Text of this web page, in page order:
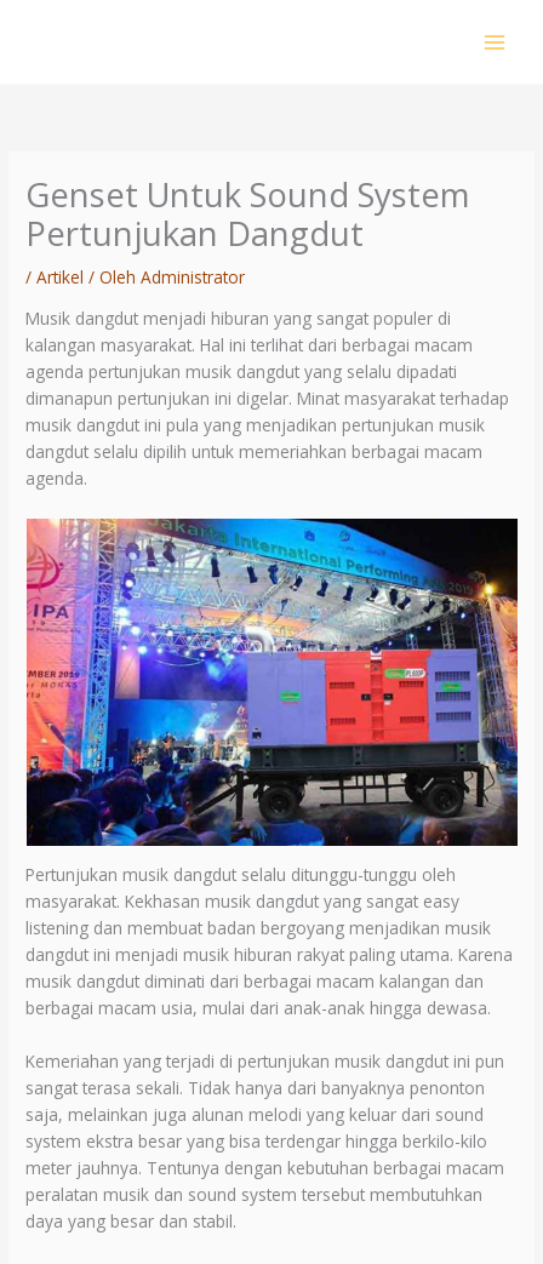
Genset Untuk Sound System
Pertunjukan Dangdut
/Artikel / OlehAdministrator
Musik dangdut menjadi hiburan yang sangat populer di
kalangan masyarakat. Hal ini terlihat dari berbagai macam
agenda pertunjukan musik dangdut yang selalu dipadati
dimanapun pertunjukan ini digelar. Minat masyarakat terhadap
musik dangdut ini pula yang menjadikan pertunjukan musik
dangdut selalu dipilih untuk memeriahkan berbagai macam
agenda.
Pertunjukan musik dangdut selalu ditunggu-tunggu oleh
masyarakat. Kekhasan musik dangdut yang sangat easy
listening dan membuat badan bergoyang menjadikan musik
dangdut ini menjadi musik hiburan rakyat paling utama. Karena
musik dangdut diminati dari berbagai macam kalangan dan
berbagai macam usia, mulai dari anak-anak hingga dewasa.
Kemeriahan yang terjadi di pertunjukan musik dangdut ini pun
sangat terasa sekali. Tidak hanya dari banyaknya penonton
saja, melainkan juga alunan melodi yang keluar dari sound
system ekstra besar yang bisa terdengar hingga berkilo-kilo
meter jauhnya. Tentunya dengan kebutuhan berbagai macam
peralatan musik dan sound system tersebut membutuhkan
daya yang besar dan stabil.